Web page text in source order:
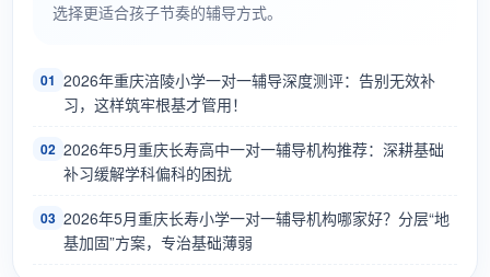
选择更适合孩子节奏的辅导方式。
01 2026年重庆涪陵小学一对一辅导深度测评：告别无效补
习，这样筑牢根基才管用！
02 2026年5月重庆长寿高中一对一辅导机构推荐：深耕基础
补习缓解学科偏科的困扰
03 2026年5月重庆长寿小学一对一辅导机构哪家好？分层“地
基加固”方案，专治基础薄弱